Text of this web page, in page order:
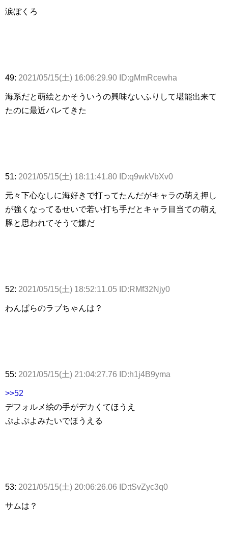
涙ぼくろ
49: 2021/05/15(土) 16:06:29.90 ID:gMmRcewha
海系だと萌絵とかそういうの興味ないふりして堪能出来て
たのに最近バレてきた
51: 2021/05/15(土) 18:11:41.80 ID:q9wkVbXv0
元々下心なしに海好きで打ってたんだがキャラの萌え押し
が強くなってるせいで若い打ち手だとキャラ目当ての萌え
豚と思われてそうで嫌だ
52: 2021/05/15(土) 18:52:11.05 ID:RMf32Njy0
わんぱらのラブちゃんは？
55: 2021/05/15(土) 21:04:27.76 ID:h1j4B9yma
>>52
デフォルメ絵の手がデカくてほうえ
ぷよぷよみたいでほうえる
53: 2021/05/15(土) 20:06:26.06 ID:tSvZyc3q0
サムは？